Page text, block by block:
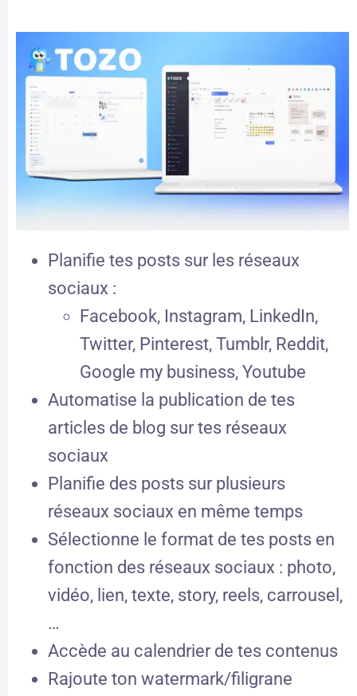
Planifie tes posts sur les réseaux
sociaux :
Facebook, Instagram, LinkedIn,
Twitter, Pinterest, Tumblr, Reddit,
Google my business, Youtube
Automatise la publication de tes
articles de blog sur tes réseaux
sociaux
Planifie des posts sur plusieurs
réseaux sociaux en même temps
Sélectionne le format de tes posts en
fonction des réseaux sociaux : photo,
vidéo, lien, texte, story, reels, carrousel,
…
Accède au calendrier de tes contenus
Rajoute ton watermark/filigrane